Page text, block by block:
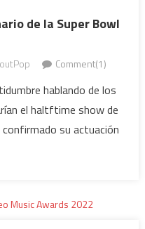
de la Super Bowl
Comment(1)
hablando de los
el haltftime show de
su actuación